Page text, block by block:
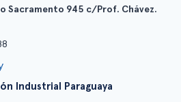
Sacramento 945 c/Prof. Chávez.
Industrial Paraguaya